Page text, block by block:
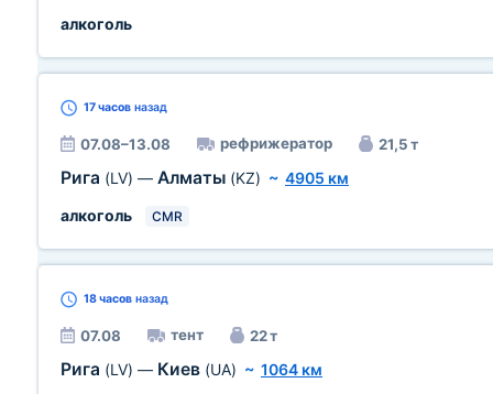
алкоголь
17 часов назад
07.08–13.08 рефрижератор 21,5 т
Рига (LV) — Алматы (KZ) ~ 4905 км
алкоголь
CMR
18 часов назад
07.08 тент 22 т
Рига (LV) — Киев (UA) ~ 1064 км